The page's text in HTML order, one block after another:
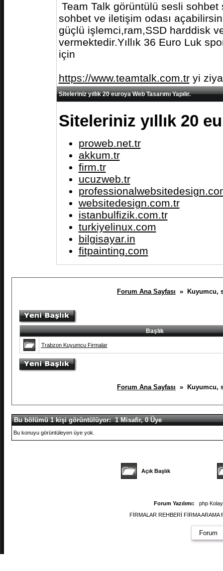
Team Talk görüntülü sesli
sohbet ve iletişim odası
güçlü işlemci,ram,SSD harddisk
vermektedir.Yıllık 36 Euro Luk
için
https://www.teamtalk.com.tryi
Siteleriniz yıllık 20 euroya Web Tasarımı Yapılır.
Siteleriniz yıllık 20
proweb.net.tr
akkum.tr
firm.tr
ucuzweb.tr
websitedesign.com.tr
istanbulfizik.com.tr
turkiyelinux.com
bilgisayar.in
fitpainting.com
Forum Ana Sayfası » Kuyumcu,
Başlık
Trabzon Kuyumcu Firmalar
Forum Ana Sayfası » Kuyumcu,
Bu bölümü 1 kişi görüntülüyor: 1 Misafir, 0 Üye
Bu konuyu görüntüleyen üye yok.
Açık Başlık
Forum Yazılımı:
php
FİRMALAR REHBERİ FİRMA
Forum